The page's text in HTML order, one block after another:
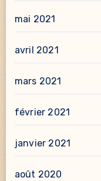
mai 2021
avril 2021
mars 2021
février 2021
janvier 2021
août 2020